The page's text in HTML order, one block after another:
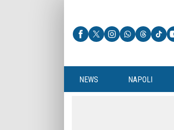
NEWS NAPOLI